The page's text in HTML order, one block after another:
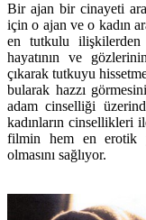
Bir ajan bir cinayeti
için o ajan ve o kadın
en tutkulu
hayatının ve
çıkarak tutkuyu
bularak hazzı
adam cinselliği
kadınların cinsellikleri
filmin hem en erotik
olmasını sağlıyor.